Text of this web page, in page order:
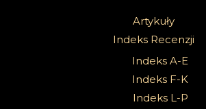
Artykuły
Indeks Recenzji
Indeks A-E
Indeks F-K
Indeks L-P